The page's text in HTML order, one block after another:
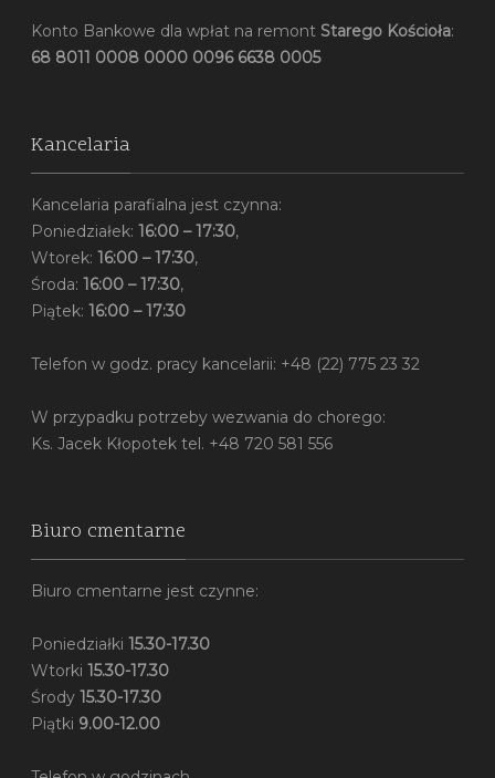
Konto Bankowe dla wpłat na remont Starego Kościoła:
68 8011 0008 0000 0096 6638 0005
Kancelaria
Kancelaria parafialna jest czynna:
Poniedziałek: 16:00 – 17:30,
Wtorek: 16:00 – 17:30,
Środa: 16:00 – 17:30,
Piątek: 16:00 – 17:30
Telefon w godz. pracy kancelarii: +48 (22) 775 23 32
W przypadku potrzeby wezwania do chorego:
Ks. Jacek Kłopotek tel. +48 720 581 556
Biuro cmentarne
Biuro cmentarne jest czynne:
Poniedziałki 15.30-17.30
Wtorki 15.30-17.30
Środy 15.30-17.30
Piątki 9.00-12.00